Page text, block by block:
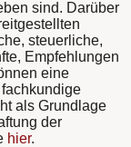
sind. Darüber
steuerliche,
Empfehlungen
eine
als Grundlage
der
hier.